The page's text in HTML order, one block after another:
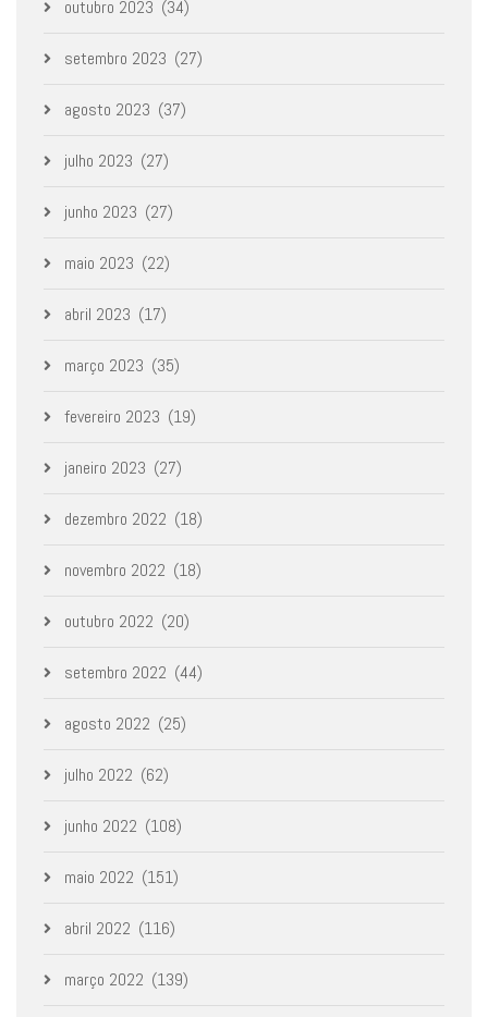
outubro 2023 (34)
setembro 2023 (27)
agosto 2023 (37)
julho 2023 (27)
junho 2023 (27)
maio 2023 (22)
abril 2023 (17)
março 2023 (35)
fevereiro 2023 (19)
janeiro 2023 (27)
dezembro 2022 (18)
novembro 2022 (18)
outubro 2022 (20)
setembro 2022 (44)
agosto 2022 (25)
julho 2022 (62)
junho 2022 (108)
maio 2022 (151)
abril 2022 (116)
março 2022 (139)